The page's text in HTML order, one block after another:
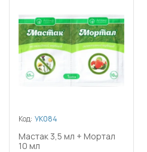
Код: УК084
Мастак 3,5 мл + Мортал
10 мл